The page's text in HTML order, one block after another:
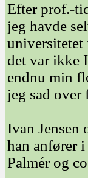
Efter prof.-
jeg havde
universitetet
det var ikke
endnu min
jeg sad over
Ivan Jensen
han anfører
Palmér og